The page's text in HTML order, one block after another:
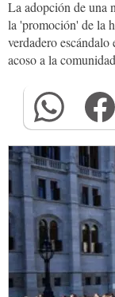
La adopción de una
la 'promoción' de la
verdadero
acoso a la